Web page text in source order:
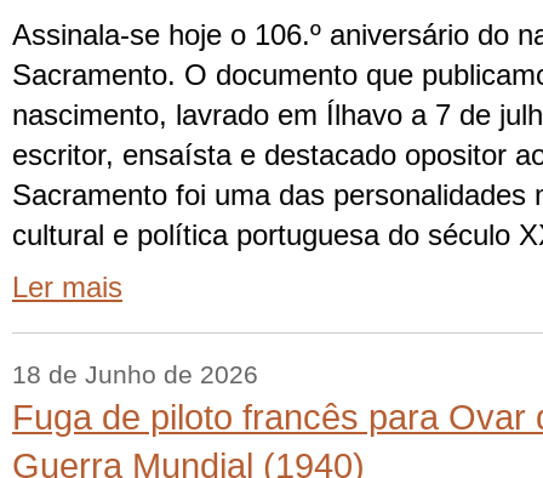
Assinala-se hoje o 106.º aniversário do
Sacramento. O documento que
nascimento, lavrado em Ílhavo a 7 de
escritor, ensaísta e destacado opositor
Sacramento foi uma das personalidades
cultural e política portuguesa do século
Ler mais
18 de Junho de 2026
Fuga de piloto francês para Ovar
Guerra Mundial (1940)